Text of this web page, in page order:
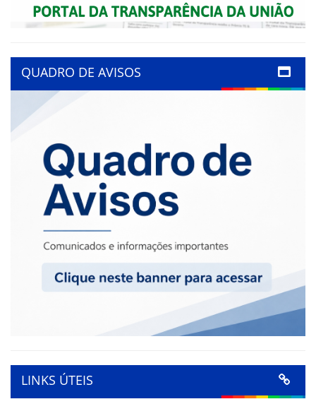
QUADRO DE AVISOS
LINKS ÚTEIS